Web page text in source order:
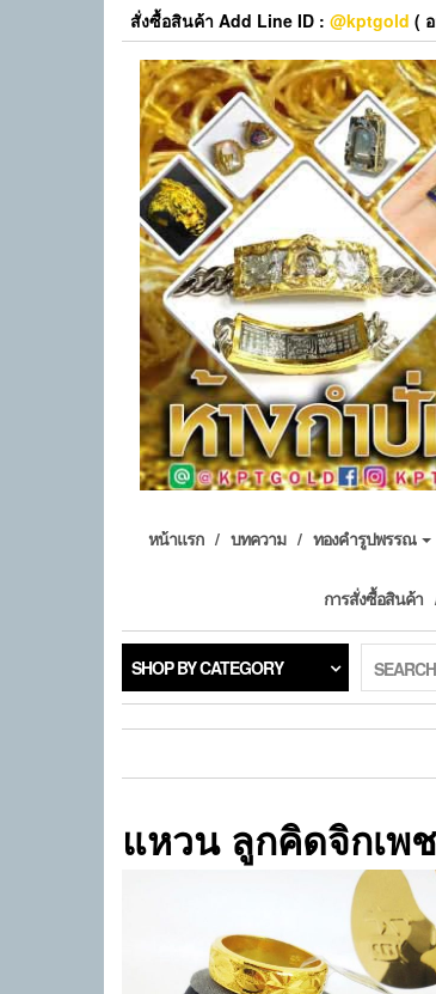
สั่งซื้อสินค้า Add Line ID : @kptgold (
หน้าแรก บทความ ทองคำรูปพรรณ
การสั่งซื้อสินค้า
SHOP BY CATEGORY SEARCH
แหวน ลูกคิดจิกเพ